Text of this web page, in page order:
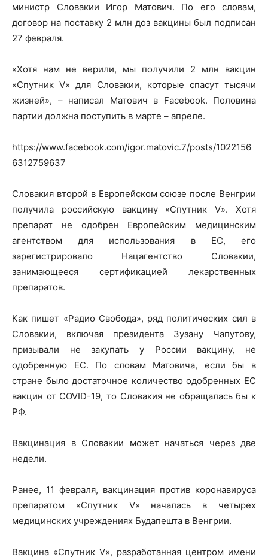
министр Словакии Игор Матович. По его словам,
договор на поставку 2 млн доз вакцины был подписан
27 февраля.
«Хотя нам не верили, мы получили 2 млн вакцин
«Спутник V» для Словакии, которые спасут тысячи
жизней», – написал Матович в Facebook. Половина
партии должна поступить в марте – апреле.
https://www.facebook.com/igor.matovic.7/posts/1022156
6312759637
Словакия второй в Европейском союзе после Венгрии
получила российскую вакцину «Спутник V». Хотя
препарат не одобрен Европейским медицинским
агентством для использования в ЕС, его
зарегистрировало Нацагентство Словакии,
занимающееся сертификацией лекарственных
препаратов.
Как пишет «Радио Свобода», ряд политических сил в
Словакии, включая президента Зузану Чапутову,
призывали не закупать у России вакцину, не
одобренную ЕС. По словам Матовича, если бы в
стране было достаточное количество одобренных ЕС
вакцин от COVID-19, то Словакия не обращалась бы к
РФ.
Вакцинация в Словакии может начаться через две
недели.
Ранее, 11 февраля, вакцинация против коронавируса
препаратом «Спутник V» началась в четырех
медицинских учреждениях Будапешта в Венгрии.
Вакцина «Спутник V», разработанная центром имени